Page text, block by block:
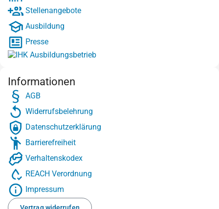
Stellenangebote
Ausbildung
Presse
Informationen
AGB
Widerrufsbelehrung
Datenschutzerklärung
Barrierefreiheit
Verhaltenskodex
REACH Verordnung
Impressum
Vertrag widerrufen